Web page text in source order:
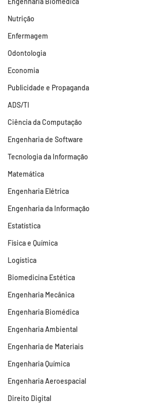
Nutrição
Enfermagem
Odontologia
Economia
Publicidade e Propaganda
ADS/TI
Ciência da Computação
Engenharia de Software
Tecnologia da Informação
Matemática
Engenharia Elétrica
Engenharia da Informação
Estatística
Física e Química
Logística
Biomedicina Estética
Engenharia Mecânica
Engenharia Biomédica
Engenharia Ambiental
Engenharia de Materiais
Engenharia Química
Engenharia Aeroespacial
Direito Digital